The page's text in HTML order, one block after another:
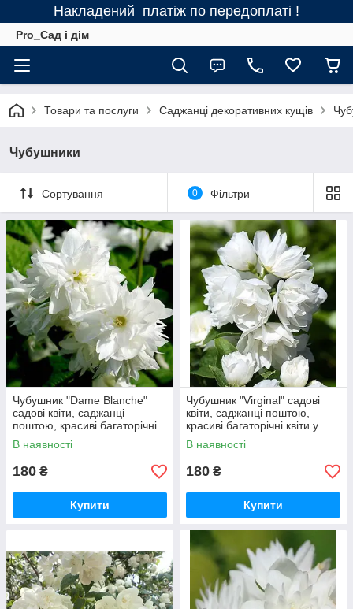
Накладений платіж по передоплаті !
Pro_Сад і дім
Товари та послуги Саджанці декоративних кущів
Чубушники
Сортування 0 Фільтри
Чубушник "Dame Blanche"
садові квіти, саджанці
поштою, красиві багаторічні
квіти у горщиках
В наявності
180 ₴
Купити
Чубушник "Virginal" садові
квіти, саджанці поштою,
красиві багаторічні квіти у
горщиках
В наявності
180 ₴
Купити